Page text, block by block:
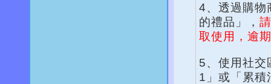
4、透過購物
的禮品」，
取使用，逾
5、使用社交
1」或「累積